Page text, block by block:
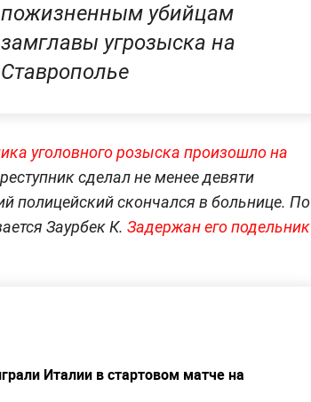
пожизненным убийцам
замглавы угрозыска на
Ставрополье
уголовного розыска произошло на
сделал не менее девяти
полицейский скончался в больнице. По
Заурбек К. Задержан его подельник
Италии в стартовом матче на